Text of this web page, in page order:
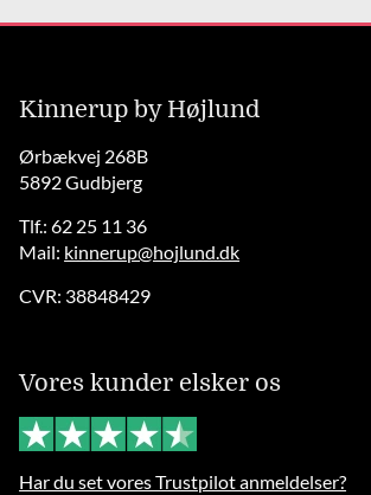
Kinnerup by Højlund
Ørbækvej 268B
5892 Gudbjerg
Tlf.: 62 25 11 36
Mail: kinnerup@hojlund.dk
CVR: 38848429
Vores kunder elsker os
Har du set vores Trustpilot anmeldelser?